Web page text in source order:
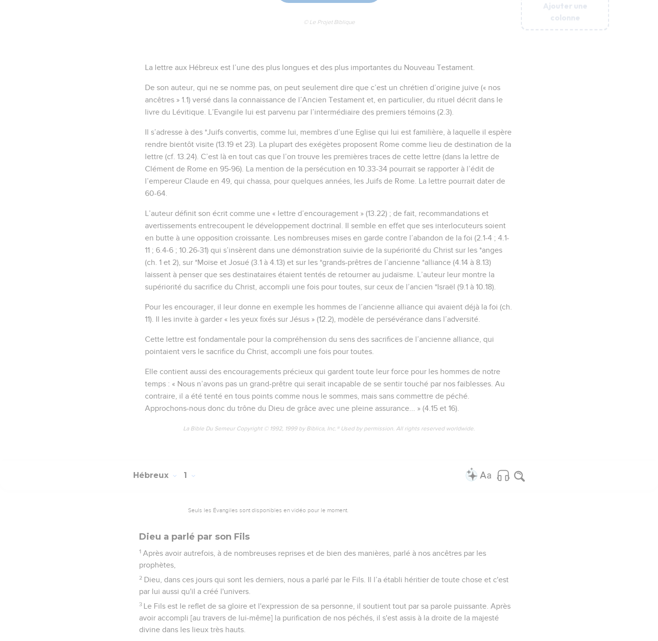
Ajouter une
colonne
© Le Projet Biblique
La lettre aux Hébreux est l’une des plus longues et des plus importantes du Nouveau Testament.
De son auteur, qui ne se nomme pas, on peut seulement dire que c’est un chrétien d’origine juive (« nos
ancêtres » 1.1) versé dans la connaissance de l’Ancien Testament et, en particulier, du rituel décrit dans le
livre du Lévitique. L’Evangile lui est parvenu par l’intermédiaire des premiers témoins (2.3).
Il s’adresse à des *Juifs convertis, comme lui, membres d’une Eglise qui lui est familière, à laquelle il espère
rendre bientôt visite (13.19 et 23). La plupart des exégètes proposent Rome comme lieu de destination de la
lettre (cf. 13.24). C’est là en tout cas que l’on trouve les premières traces de cette lettre (dans la lettre de
Clément de Rome en 95-96). La mention de la persécution en 10.33-34 pourrait se rapporter à l’édit de
l’empereur Claude en 49, qui chassa, pour quelques années, les Juifs de Rome. La lettre pourrait dater de
60-64.
L’auteur définit son écrit comme une « lettre d’encouragement » (13.22) ; de fait, recommandations et
avertissements entrecoupent le développement doctrinal. Il semble en effet que ses interlocuteurs soient
en butte à une opposition croissante. Les nombreuses mises en garde contre l’abandon de la foi (2.1-4 ; 4.1-
11 ; 6.4-6 ; 10.26-31) qui s’insèrent dans une démonstration suivie de la supériorité du Christ sur les *anges
(ch. 1 et 2), sur *Moïse et Josué (3.1 à 4.13) et sur les *grands-prêtres de l’ancienne *alliance (4.14 à 8.13)
laissent à penser que ses destinataires étaient tentés de retourner au judaïsme. L’auteur leur montre la
supériorité du sacrifice du Christ, accompli une fois pour toutes, sur ceux de l’ancien *Israël (9.1 à 10.18).
Pour les encourager, il leur donne en exemple les hommes de l’ancienne alliance qui avaient déjà la foi (ch.
11). Il les invite à garder « les yeux fixés sur Jésus » (12.2), modèle de persévérance dans l’adversité.
Cette lettre est fondamentale pour la compréhension du sens des sacrifices de l’ancienne alliance, qui
pointaient vers le sacrifice du Christ, accompli une fois pour toutes.
Elle contient aussi des encouragements précieux qui gardent toute leur force pour les hommes de notre
temps : « Nous n’avons pas un grand-prêtre qui serait incapable de se sentir touché par nos faiblesses. Au
contraire, il a été tenté en tous points comme nous le sommes, mais sans commettre de péché.
Approchons-nous donc du trône du Dieu de grâce avec une pleine assurance... » (4.15 et 16).
La Bible Du Semeur Copyright © 1992, 1999 by Biblica, Inc.® Used by permission. All rights reserved worldwide.
Hébreux 1
Seuls les Évangiles sont disponibles en vidéo pour le moment.
Dieu a parlé par son Fils
1 Après avoir autrefois, à de nombreuses reprises et de bien des manières, parlé à nos ancêtres par les
prophètes,
2 Dieu, dans ces jours qui sont les derniers, nous a parlé par le Fils. Il l’a établi héritier de toute chose et c'est
par lui aussi qu'il a créé l'univers.
3 Le Fils est le reflet de sa gloire et l'expression de sa personne, il soutient tout par sa parole puissante. Après
avoir accompli [au travers de lui-même] la purification de nos péchés, il s'est assis à la droite de la majesté
divine dans les lieux très hauts.
Ajouter une
colonne
Ajouter une
colonne
Ajouter une
colonne
Ajouter une
colonne